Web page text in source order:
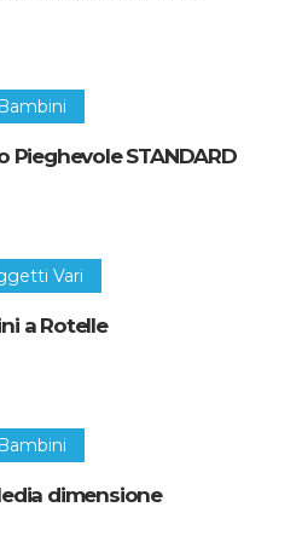
questo oggetto
Bambini
Pieghevole STANDARD
questo oggetto
Vari
a Rotelle
questo oggetto
Bambini
dimensione